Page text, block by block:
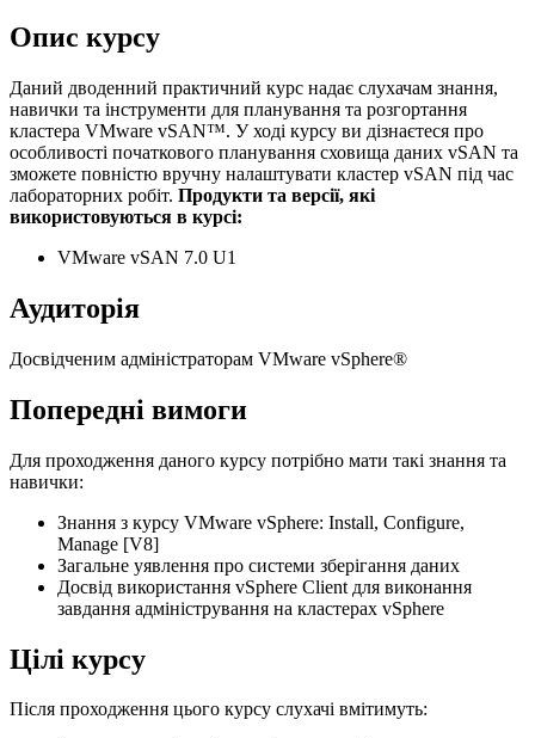
Опис курсу
Даний дводенний практичний курс надає слухачам знання,
навички та інструменти для планування та розгортання
кластера VMware vSAN™. У ході курсу ви дізнаєтеся про
особливості початкового планування сховища даних vSAN та
зможете повністю вручну налаштувати кластер vSAN під час
лабораторних робіт. Продукти та версії, які
використовуються в курсі:
VMware vSAN 7.0 U1
Аудиторія
Досвідченим адміністраторам VMware vSphere®
Попередні вимоги
Для проходження даного курсу потрібно мати такі знання та
навички:
Знання з курсу VMware vSphere: Install, Configure,
Manage [V8]
Загальне уявлення про системи зберігання даних
Досвід використання vSphere Client для виконання
завдання адміністрування на кластерах vSphere
Цілі курсу
Після проходження цього курсу слухачі вмітимуть: